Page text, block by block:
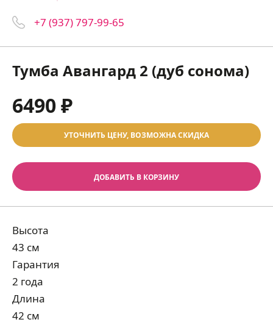
+7 (937) 797-99-65
Тумба Авангард 2 (дуб сонома)
6490 ₽
УТОЧНИТЬ ЦЕНУ, ВОЗМОЖНА СКИДКА
ДОБАВИТЬ В КОРЗИНУ
Высота
43 см
Гарантия
2 года
Длина
42 см